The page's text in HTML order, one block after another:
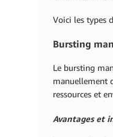
Voici les types
Bursting
Le bursting
manuellement
ressources et
Avantages et